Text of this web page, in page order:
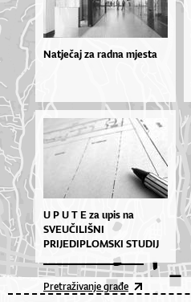
Natječaj za radna mjesta
U P U T E za upis na
SVEUČILIŠNI
PRIJEDIPLOMSKI STUDIJ
ARHITEKTURA I
URBANIZAM u I. semestar
– ak. god. 2026./2027.
Pretraživanje građe